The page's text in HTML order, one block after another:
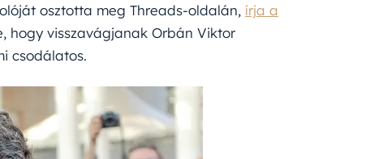
osztotta meg Threads-oldalán, írja a
hogy visszavágjanak Orbán Viktor
csodálatos.